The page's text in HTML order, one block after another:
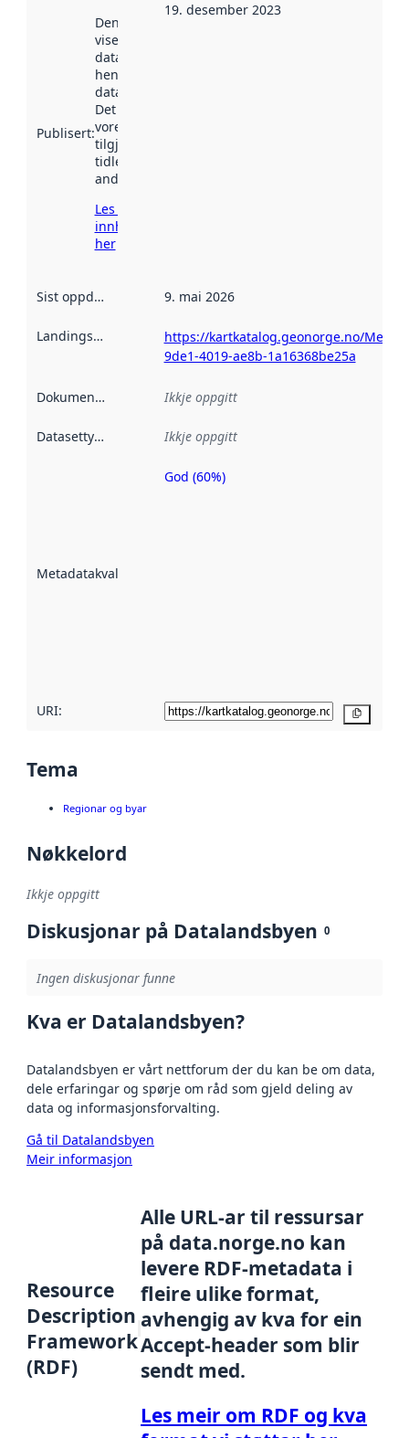
Publisert:
Denne datoen
viser når
datasettet vart
henta inn av
data.norge.no.
Det kan ha
vore
tilgjengeleg
tidlegare
andre stader.
Les meir om
innhenting
her
19. desember 2023
Sist oppdatert 9. mai 2026
Landingsside
https://kartkatalog.geonorge.no/
9de1-4019-ae8b-1a16368be25a
Dokumentasjon Ikkje oppgitt
Datasettype Ikkje oppgitt
Metadatakvalitet
Metadatakvalitet
God (60%)
URI:
Tema
Regionar og byar
Nøkkelord
Ikkje oppgitt
Diskusjonar på Datalandsbyen 0
Ingen diskusjonar funne
Kva er Datalandsbyen?
Datalandsbyen er vårt nettforum der du kan be om data,
dele erfaringar og spørje om råd som gjeld deling av
data og informasjonsforvalting.
Gå til Datalandsbyen
Meir informasjon
Resource
Description
Framework
(RDF)
Alle URL-ar til ressursar
på data.norge.no kan
levere RDF-metadata i
fleire ulike format,
avhengig av kva for ein
Accept-header som blir
sendt med.
Les meir om RDF og kva